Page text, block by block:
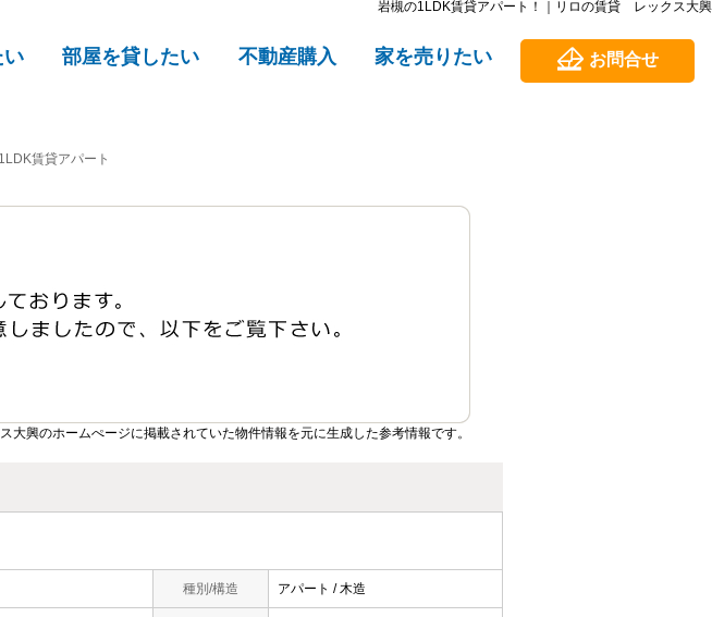
岩槻の1LDK賃貸アパート！｜リロの賃貸 レックス大興
い 部屋を貸したい 不動産購入 家を売りたい お問合せ
賃貸アパート
興のホームぺージに掲載されていた物件情報を元に生成した参考情報です。
種別/構造 アパート / 木造